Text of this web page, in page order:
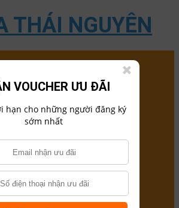
Ty
Xe
THÁI NGUYÊN
VOUCHER ƯU ĐÃI
hạn cho những người đăng ký
sớm nhất